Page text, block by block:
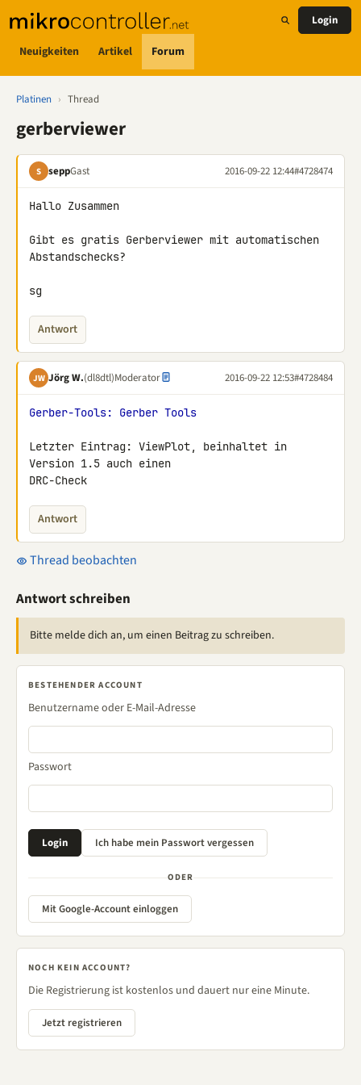
Neuigkeiten Artikel Forum
Login
Platinen › Thread
gerberviewer
S seppGast 2016-09-22 12:44#4728474
Hallo Zusammen
Gibt es gratis Gerberviewer mit automatischen
Abstandschecks?
sg
Antwort
JW Jörg W.(dl8dtl)Moderator 2016-09-22 12:53#4728484
Gerber-Tools: Gerber Tools
Letzter Eintrag: ViewPlot, beinhaltet in
Version 1.5 auch einen
DRC-Check
Antwort
Thread beobachten
Antwort schreiben
Bitte melde dich an, um einen Beitrag zu schreiben.
BESTEHENDER ACCOUNT
Benutzername oder E-Mail-Adresse
Passwort
ODER
Mit Google-Account einloggen
NOCH KEIN ACCOUNT?
Die Registrierung ist kostenlos und dauert nur eine Minute.
Jetzt registrieren